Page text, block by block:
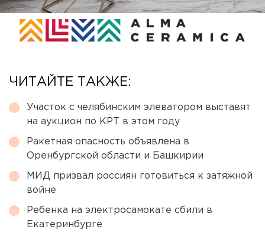
ЧИТАЙТЕ ТАКЖЕ:
Участок с челябинским элеватором выставят
на аукцион по КРТ в этом году
Ракетная опасность объявлена в
Оренбургской области и Башкирии
МИД призвал россиян готовиться к затяжной
войне
Ребенка на электросамокате сбили в
Екатеринбурге